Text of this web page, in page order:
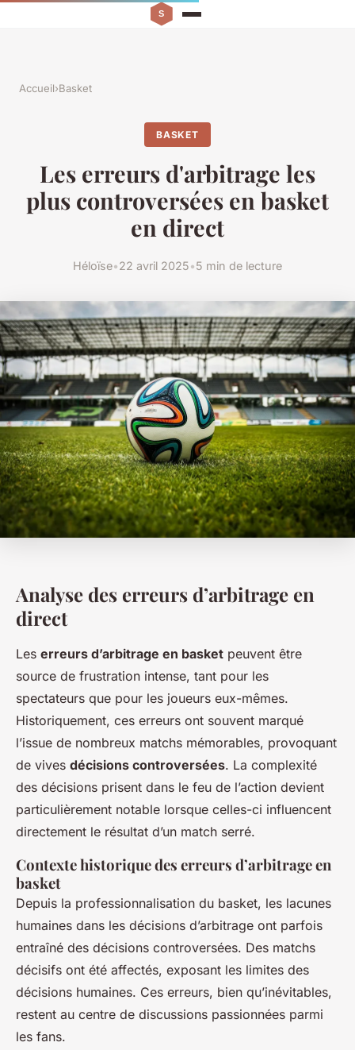
Accueil›Basket
BASKET
Les erreurs d'arbitrage les
plus controversées en basket
en direct
Héloïse•22 avril 2025•5 min de lecture
Analyse des erreurs d’arbitrage en
direct
Les erreurs d’arbitrage en basket peuvent être
source de frustration intense, tant pour les
spectateurs que pour les joueurs eux-mêmes.
Historiquement, ces erreurs ont souvent marqué
l’issue de nombreux matchs mémorables, provoquant
de vives décisions controversées. La complexité
des décisions prisent dans le feu de l’action devient
particulièrement notable lorsque celles-ci influencent
directement le résultat d’un match serré.
Contexte historique des erreurs d’arbitrage en
basket
Depuis la professionnalisation du basket, les lacunes
humaines dans les décisions d’arbitrage ont parfois
entraîné des décisions controversées. Des matchs
décisifs ont été affectés, exposant les limites des
décisions humaines. Ces erreurs, bien qu’inévitables,
restent au centre de discussions passionnées parmi
les fans.